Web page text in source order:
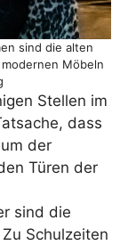
sind die alten
Möbeln
Stellen im
dass
der
Türen der
sind die
Schulzeiten